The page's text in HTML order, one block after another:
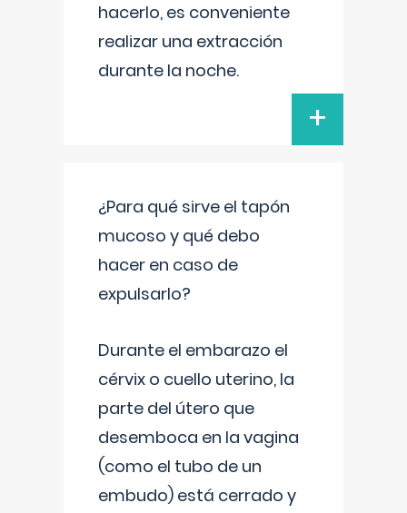
hacerlo, es conveniente
realizar una extracción
durante la noche.
+
¿Para qué sirve el tapón
mucoso y qué debo
hacer en caso de
expulsarlo?
Durante el embarazo el
cérvix o cuello uterino, la
parte del útero que
desemboca en la vagina
(como el tubo de un
embudo) está cerrado y